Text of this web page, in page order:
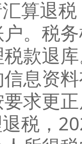
退税
。税
款退
息资
求更
，